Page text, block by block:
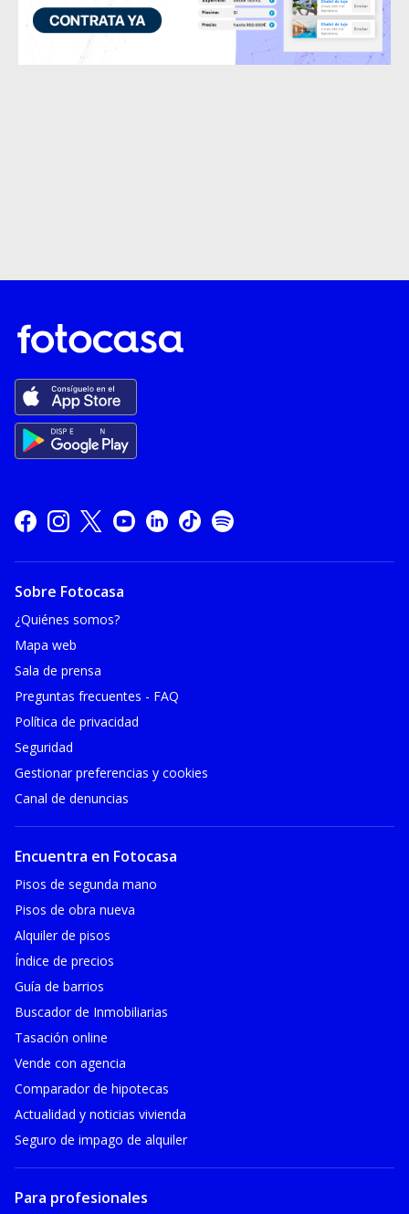
Sobre Fotocasa
¿Quiénes somos?
Mapa web
Sala de prensa
Preguntas frecuentes - FAQ
Política de privacidad
Seguridad
Gestionar preferencias y cookies
Canal de denuncias
Encuentra en Fotocasa
Pisos de segunda mano
Pisos de obra nueva
Alquiler de pisos
Índice de precios
Guía de barrios
Buscador de Inmobiliarias
Tasación online
Vende con agencia
Comparador de hipotecas
Actualidad y noticias vivienda
Seguro de impago de alquiler
Para profesionales